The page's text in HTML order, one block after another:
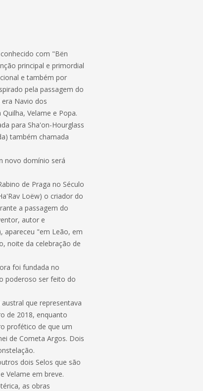
com "Bën
principal e primordial
e também por
pela passagem do
Navio dos
Velame e Popa.
para Sha'on-Hourglass
também chamada
novo domínio será
de Praga no Século
Loëw) o criador do
a passagem do
autor e
apareceu "em Leão, em
noite da celebração de
foi fundada no
poderoso ser feito do
que representava
de 2018, enquanto
profético de que um
de Cometa Argos. Dois
dois Selos que são
Velame em breve.
as obras